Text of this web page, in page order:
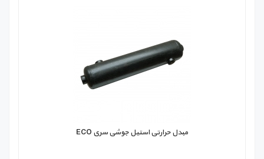
مبدل حرارتی استیل جوشی سری ECO